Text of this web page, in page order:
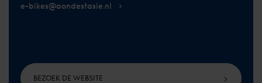
e-bikes@aondestasie.nl
BEZOEK DE WEBSITE